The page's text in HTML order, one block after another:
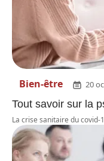
Bien-être 20
Tout savoir sur la
La crise sanitaire du